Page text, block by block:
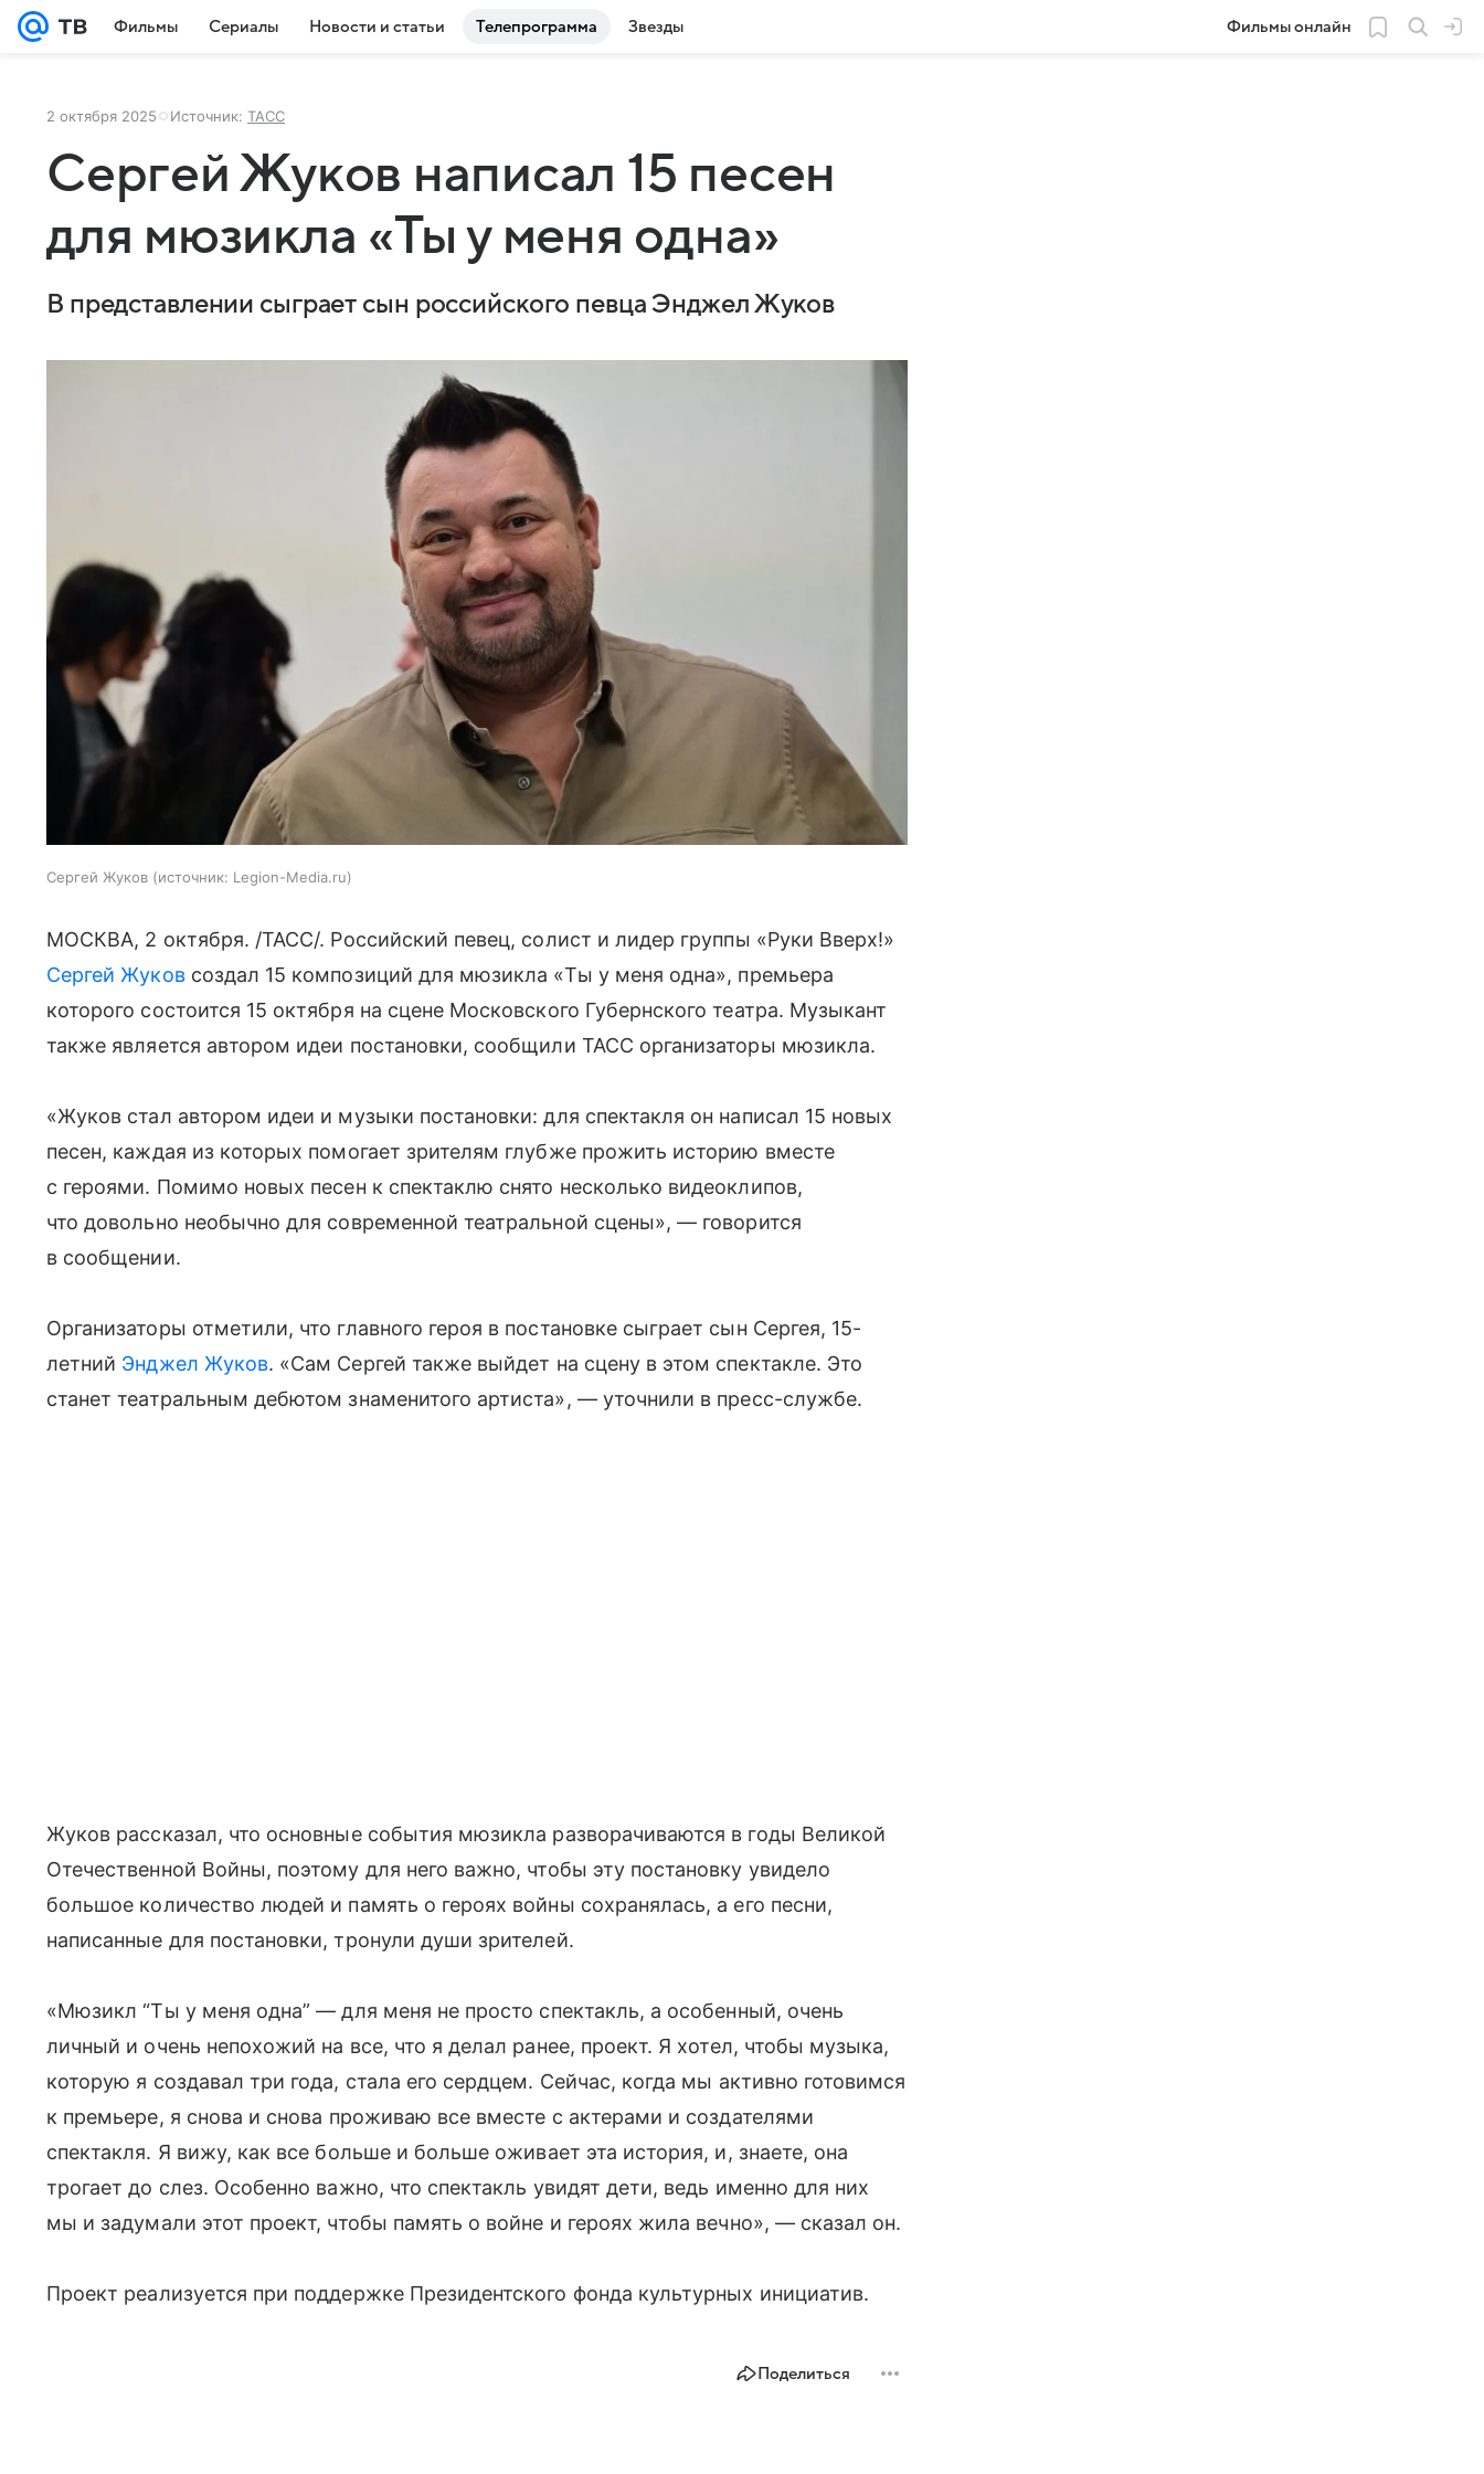
Фильмы Сериалы Новости и статьи Телепрограмма Звезды Фильмы онлайн
2 октября 2025 Источник: ТАСС
Сергей Жуков написал 15 песен
для мюзикла «Ты у меня одна»
В представлении сыграет сын российского певца Энджел Жуков
Сергей Жуков источник: Legion-Media.ru
МОСКВА, 2 октября. /ТАСС/. Российский певец, солист и лидер группы «Руки Вверх!»
Сергей Жуковсоздал 15 композиций для мюзикла «Ты у меня одна», премьера
которого состоится 15 октября на сцене Московского Губернского театра. Музыкант
также является автором идеи постановки, сообщили ТАСС организаторы мюзикла.
«Жуков стал автором идеи и музыки постановки: для спектакля он написал 15 новых
песен, каждая из которых помогает зрителям глубже прожить историю вместе
с героями. Помимо новых песен к спектаклю снято несколько видеоклипов,
что довольно необычно для современной театральной сцены», — говорится
в сообщении.
Организаторы отметили, что главного героя в постановке сыграет сын Сергея, 15-
летний Энджел Жуков. «Сам Сергей также выйдет на сцену в этом спектакле. Это
станет театральным дебютом знаменитого артиста», — уточнили в пресс-службе.
Жуков рассказал, что основные события мюзикла разворачиваются в годы Великой
Отечественной Войны, поэтому для него важно, чтобы эту постановку увидело
большое количество людей и память о героях войны сохранялась, а его песни,
написанные для постановки, тронули души зрителей.
«Мюзикл “Ты у меня одна” — для меня не просто спектакль, а особенный, очень
личный и очень непохожий на все, что я делал ранее, проект. Я хотел, чтобы музыка,
которую я создавал три года, стала его сердцем. Сейчас, когда мы активно готовимся
к премьере, я снова и снова проживаю все вместе с актерами и создателями
спектакля. Я вижу, как все больше и больше оживает эта история, и, знаете, она
трогает до слез. Особенно важно, что спектакль увидят дети, ведь именно для них
мы и задумали этот проект, чтобы память о войне и героях жила вечно», — сказал он.
Проект реализуется при поддержке Президентского фонда культурных инициатив.
Поделиться